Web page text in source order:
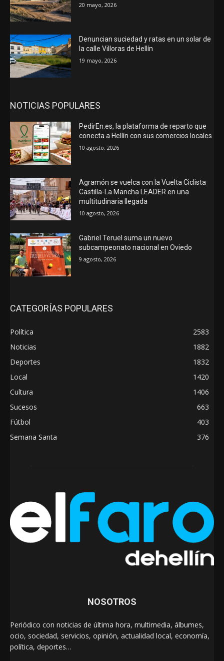
20 mayo, 2026
Denuncian suciedad y ratas en un solar de
la calle Villoras de Hellín
19 mayo, 2026
NOTICIAS POPULARES
PedirEn.es, la plataforma de reparto que
conecta a Hellín con sus comercios locales
10 agosto, 2026
Agramón se vuelca con la Vuelta Ciclista
Castilla-La Mancha LEADER en una
multitudinaria llegada
10 agosto, 2026
Gabriel Teruel suma un nuevo
subcampeonato nacional en Oviedo
9 agosto, 2026
CATEGORÍAS POPULARES
Política
2583
Noticias
1882
Deportes
1832
Local
1420
Cultura
1406
Sucesos
663
Fútbol
403
Semana Santa
376
NOSOTROS
Periódico con noticias de última hora, multimedia, álbumes,
ocio, sociedad, servicios, opinión, actualidad local, economía,
política, deportes…